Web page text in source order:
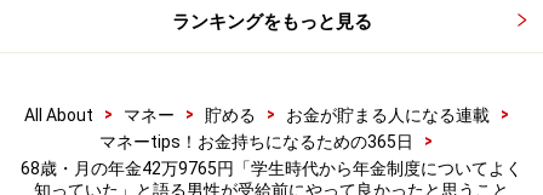
税。個人年金にも加入し、若い頃は高金利だったので結
構増えた」と説明されています。
今の生活の不安は、やはり「健康」。「残念ながら子宝
には恵まれなかったので財産は妻と二人で使い切る予
ランキングをもっと見る
All About > マネー > 貯める > お金が貯まる人になる連載
>
マネーtips！お金持ちになるための365日
>
68歳・月の年金42万9765円「学生時代から年金制度についてよく
知っていた」と語る男性が受給前にやって良かったと思うこと